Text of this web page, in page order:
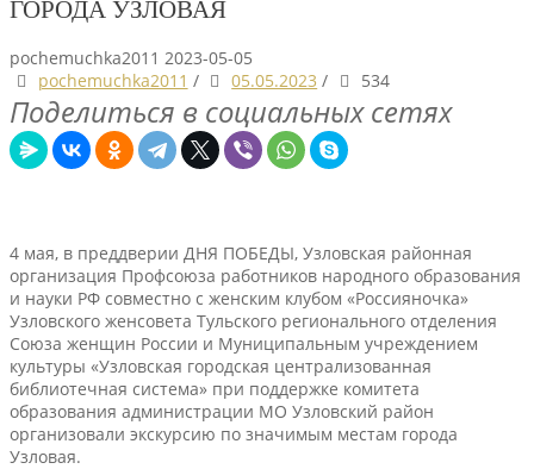
ГОРОДА УЗЛОВАЯ
pochemuchka2011 2023-05-05
pochemuchka2011 / 05.05.2023 / 534
Поделиться в социальных сетях
4 мая, в преддверии ДНЯ ПОБЕДЫ, Узловская районная
организация Профсоюза работников народного образования
и науки РФ совместно с женским клубом «Россияночка»
Узловского женсовета Тульского регионального отделения
Союза женщин России и Муниципальным учреждением
культуры «Узловская городская централизованная
библиотечная система» при поддержке комитета
образования администрации МО Узловский район
организовали экскурсию по значимым местам города
Узловая.